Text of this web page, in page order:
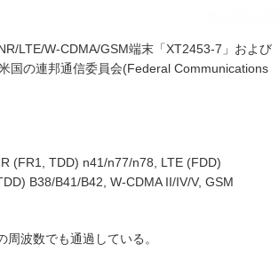
LTE/W-CDMA/GSM端末「XT2453-7」および
国の連邦通信委員会(Federal Communications
(FR1, TDD) n41/n77/n78, LTE (FDD)
B38/B41/B42, W-CDMA II/IV/V, GSM
波数でも通過している。